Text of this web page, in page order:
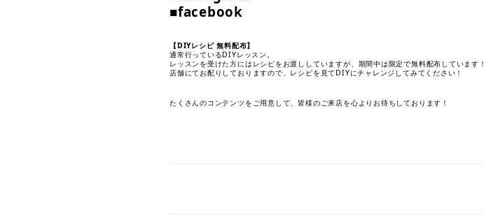
■facebook
【DIYレシピ 無料配布】
通常行っているDIYレッスン。
レッスンを受けた方にはレシピをお渡ししていますが、期間中は限定で無料配布しています！
店舗にてお配りしておりますので、レシピを見てDIYにチャレンジしてみてください！
たくさんのコンテンツをご用意して、皆様のご来店を心よりお待ちしております！